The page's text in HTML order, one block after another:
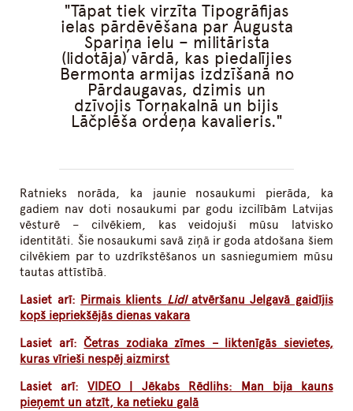
Tāpat tiek virzīta Tipogrāfijas
ielas pārdēvēšana par Augusta
Spariņa ielu – militārista
(lidotāja) vārdā, kas piedalījies
Bermonta armijas izdzīšanā no
Pārdaugavas, dzimis un
dzīvojis Torņakalnā un bijis
Lāčplēša ordeņa kavalieris.
Ratnieks norāda, ka jaunie nosaukumi pierāda, ka
gadiem nav doti nosaukumi par godu izcilībām Latvijas
vēsturē – cilvēkiem, kas veidojuši mūsu latvisko
identitāti. Šie nosaukumi savā ziņā ir goda atdošana šiem
cilvēkiem par to uzdrīkstēšanos un sasniegumiem mūsu
tautas attīstībā.
Lasiet arī: Pirmais klients Lidlatvēršanu Jelgavā gaidījis
kopš iepriekšējās dienas vakara
Lasiet arī:Četras zodiaka zīmes – liktenīgās sievietes,
kuras vīrieši nespēj aizmirst
Lasiet arī:VIDEO | Jēkabs Rēdlihs: Man bija kauns
pieņemt un atzīt, ka netieku galā